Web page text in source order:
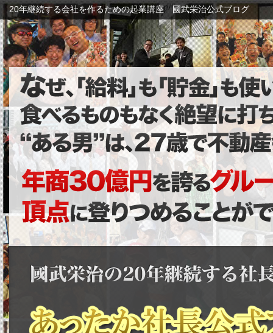
20年継続する会社を作るための起業講座 國武栄治公式ブログ